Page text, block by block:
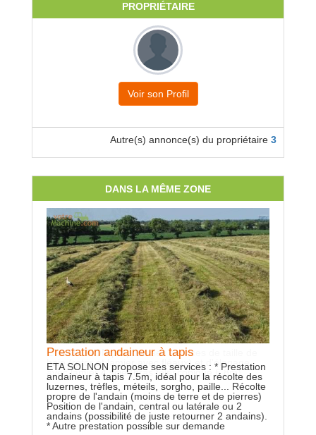
PROPRIÉTAIRE
Voir son Profil
Autre(s) annonce(s) du propriétaire 3
DANS LA MÊME ZONE
Prestation andaineur à tapis
ETA SOLNON propose ses services : * Prestation
andaineur à tapis 7.5m, idéal pour la récolte des
luzernes, trèfles, méteils, sorgho, paille... Récolte
propre de l'andain (moins de terre et de pierres)
Position de l'andain, central ou latérale ou 2
andains (possibilité de juste retourner 2 andains).
* Autre prestation possible sur demande